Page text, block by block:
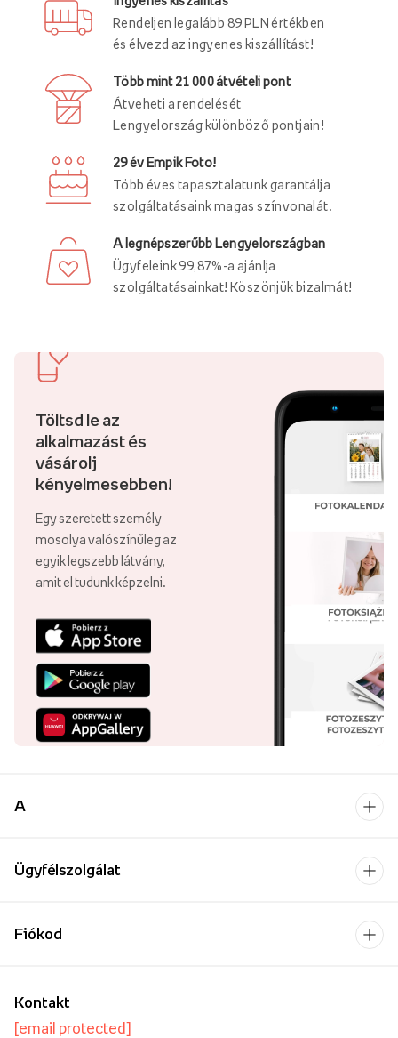
Rendeljen legalább 89 PLN értékben
és élvezd az ingyenes kiszállítást!
Több mint 21 000 átvételi pont
Átveheti a rendelését
Lengyelország különböző pontjain!
29 év Empik Foto!
Több éves tapasztalatunk garantálja
szolgáltatásaink magas színvonalát.
A legnépszerűbb Lengyelországban
Ügyfeleink 99,87%-a ajánlja
szolgáltatásainkat! Köszönjük bizalmát!
Töltsd le az
alkalmazást és
vásárolj
kényelmesebben!
Egy szeretett személy
mosolya valószínűleg az
egyik legszebb látvány,
amit el tudunk képzelni.
A
Ügyfélszolgálat
Kontakt
[email protected]
Fiókod